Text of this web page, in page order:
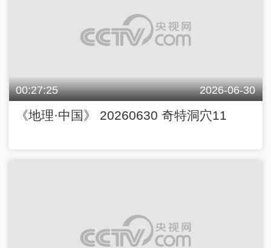
00:27:25 2026-06-30
《地理·中国》 20260630 奇特洞穴11